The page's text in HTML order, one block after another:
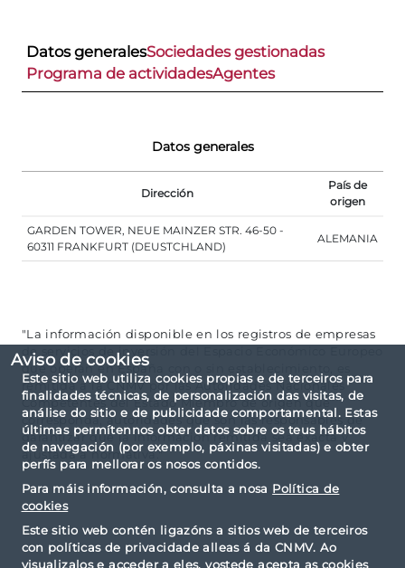
Aviso de cookies
Este sitio web utiliza cookies propias e de terceiros para
finalidades técnicas, de personalización das visitas, de
análise do sitio e de publicidade comportamental. Estas
últimas permítennos obter datos sobre os teus hábitos
de navegación (por exemplo, páxinas visitadas) e obter
perfís para mellorar os nosos contidos.
Para máis información, consulta a nosa Política de
cookies
Este sitio web contén ligazóns a sitios web de terceiros
con políticas de privacidade alleas á da CNMV. Ao
visualizalos e acceder a eles, vostede acepta as cookies
Datos generalesSociedades gestionadas
Programa de actividadesAgentes
Datos generales
Dirección
País de
origen
GARDEN TOWER, NEUE MAINZER STR. 46-50 -
60311 FRANKFURT (DEUSTCHLAND)
ALEMANIA
"La información disponible en los registros de empresas
de servicios de inversión del Espacio Económico Europeo
que operan en España con o sin establecimiento, es
remitida a la CNMV por las Autoridades Nacionales
Competentes del Estado Miembro de origen que
corresponda, autoridades que son las responsables de
garantizar que la información remitida sea exacta y
ajustada a normativa."